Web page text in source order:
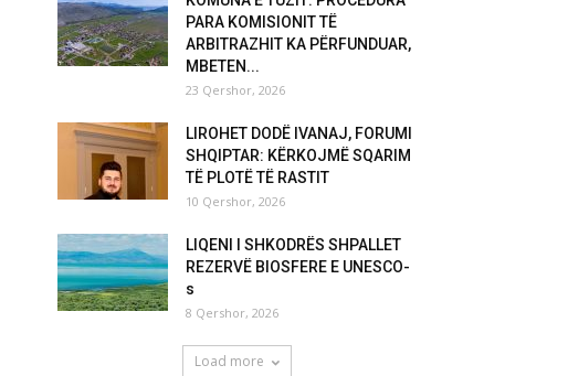
PARA KOMISIONIT TË
ARBITRAZHIT KA PËRFUNDUAR,
MBETEN...
23 Qershor, 2026
LIROHET DODË IVANAJ, FORUMI
SHQIPTAR: KËRKOJMË SQARIM
TË PLOTË TË RASTIT
10 Qershor, 2026
LIQENI I SHKODRËS SHPALLET
REZERVË BIOSFERE E UNESCO-
s
8 Qershor, 2026
Load more